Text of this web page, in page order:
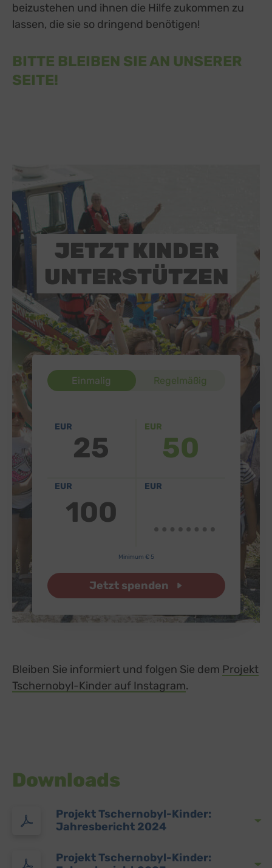
beizustehen und ihnen die Hilfe zukommen zu
lassen, die sie so dringend benötigen!
BITTE BLEIBEN SIE AN UNSERER
SEITE!
Einmalig Regelmäßig
25
EUR
50
EUR
100
EUR EUR
Minimum € 5
Jetzt spenden
JETZT KINDER
UNTERSTÜTZEN
Bleiben Sie informiert und folgen Sie dem Projekt
Tschernobyl-Kinder auf Instagramexternal link,
.
Downloads
Projekt Tschernobyl-Kinder:
Jahresbericht 2024
Projekt Tschernobyl-Kinder: